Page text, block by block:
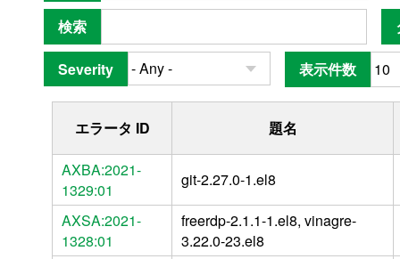
検索
Severity 表示件数
エラータ ID 題名
AXBA:2021-
1329:01
git-2.27.0-1.el8
AXSA:2021-
1328:01
freerdp-2.1.1-1.el8, vinagre-
3.22.0-23.el8